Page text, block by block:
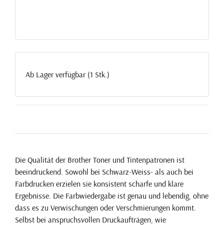
Ab Lager verfügbar (1 Stk.)
Die Qualität der Brother Toner und Tintenpatronen ist
beeindruckend. Sowohl bei Schwarz-Weiss- als auch bei
Farbdrucken erzielen sie konsistent scharfe und klare
Ergebnisse. Die Farbwiedergabe ist genau und lebendig, ohne
dass es zu Verwischungen oder Verschmierungen kommt.
Selbst bei anspruchsvollen Druckaufträgen, wie